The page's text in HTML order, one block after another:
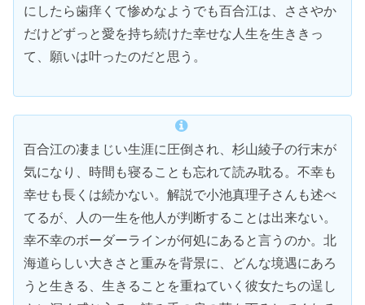
にしたら歯痒くて惨めなようでも百合江は、ささやか
だけどずっと愛を持ち続けた幸せな人生を生ききっ
て、願いは叶ったのだと思う。
百合江の凄まじい生涯に圧倒され、杉山綾子の行末が
気になり、時間も寝ることも忘れて読み耽る。不幸も
幸せも長くは続かない。解説で小池真理子さんも述べ
てるが、人の一生を他人が判断することは出来ない。
幸不幸のボーダーラインが何処にあると言うのか。北
海道らしい大きさと重みを背景に、どんな境遇にあろ
うと生きる、生きることを重ねていく彼女たちの逞し